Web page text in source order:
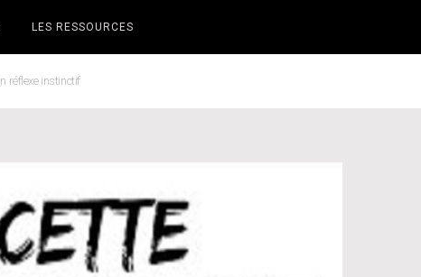
LES RESSOURCES
réflexe instinctif